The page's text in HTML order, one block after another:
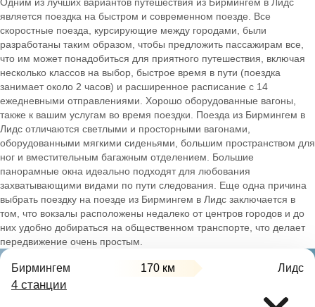
является поездка на быстром и современном поезде. Все
скоростные поезда, курсирующие между городами, были
разработаны таким образом, чтобы предложить пассажирам все,
что им может понадобиться для приятного путешествия, включая
несколько классов на выбор, быстрое время в пути (поездка
занимает около 2 часов) и расширенное расписание с 14
ежедневными отправлениями. Хорошо оборудованные вагоны,
также к вашим услугам во время поездки. Поезда из Бирмингем в
Лидс отличаются светлыми и просторными вагонами,
оборудованными мягкими сиденьями, большим пространством для
ног и вместительным багажным отделением. Большие
панорамные окна идеально подходят для любования
захватывающими видами по пути следования. Еще одна причина
выбрать поездку на поезде из Бирмингем в Лидс заключается в
том, что вокзалы расположены недалеко от центров городов и до
них удобно добираться на общественном транспорте, что делает
передвижение очень простым.
Бирмингем 170 км Лидс
4 станции